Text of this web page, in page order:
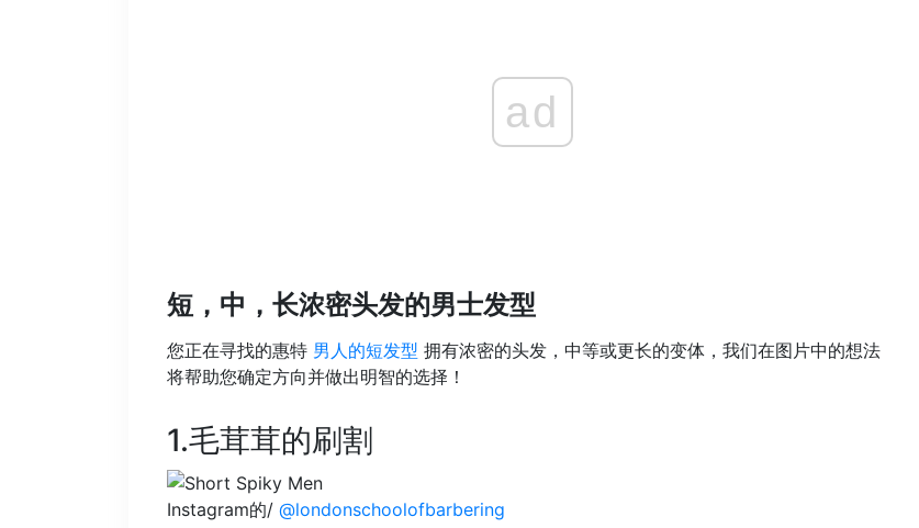
ad
短，中，长浓密头发的男士发型
您正在寻找的惠特 男人的短发型 拥有浓密的头发，中等或更长的变体，我们在图片中的想法
将帮助您确定方向并做出明智的选择！
1.毛茸茸的刷割
Instagram的/ @londonschoolofbarbering